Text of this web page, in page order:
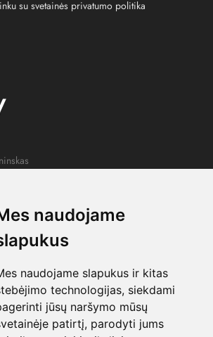
naudojame
naudojame slapukus ir kitas
technologijas, siekdami
jūsų naršymo mūsų
patirtį, parodyti jums
su svetainės privatumo politika
nr.: